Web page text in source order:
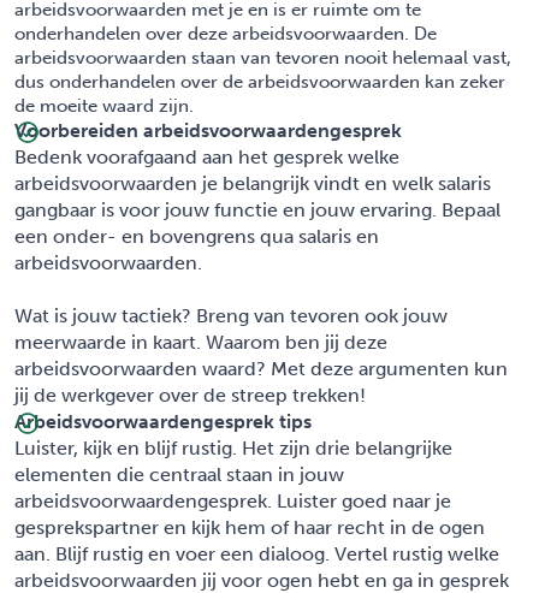
arbeidsvoorwaarden met je en is er ruimte om te
onderhandelen over deze arbeidsvoorwaarden. De
arbeidsvoorwaarden staan van tevoren nooit helemaal vast,
dus onderhandelen over de arbeidsvoorwaarden kan zeker
de moeite waard zijn.
Voorbereiden arbeidsvoorwaardengesprek
Bedenk voorafgaand aan het gesprek welke
arbeidsvoorwaarden je belangrijk vindt en welk salaris
gangbaar is voor jouw functie en jouw ervaring. Bepaal
een onder- en bovengrens qua salaris en
arbeidsvoorwaarden.
Wat is jouw tactiek? Breng van tevoren ook jouw
meerwaarde in kaart. Waarom ben jij deze
arbeidsvoorwaarden waard? Met deze argumenten kun
jij de werkgever over de streep trekken!
Arbeidsvoorwaardengesprek tips
Luister, kijk en blijf rustig. Het zijn drie belangrijke
elementen die centraal staan in jouw
arbeidsvoorwaardengesprek. Luister goed naar je
gesprekspartner en kijk hem of haar recht in de ogen
aan. Blijf rustig en voer een dialoog. Vertel rustig welke
arbeidsvoorwaarden jij voor ogen hebt en ga in gesprek